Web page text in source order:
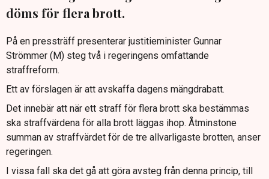
döms för flera brott.
På en pressträff presenterar justitieminister Gunnar
Strömmer (M) steg två i regeringens omfattande
straffreform.
Ett av förslagen är att avskaffa dagens mängdrabatt.
Det innebär att när ett straff för flera brott ska bestämmas
ska straffvärdena för alla brott läggas ihop. Åtminstone
summan av straffvärdet för de tre allvarligaste brotten, anser
regeringen.
I vissa fall ska det gå att göra avsteg från denna princip, till